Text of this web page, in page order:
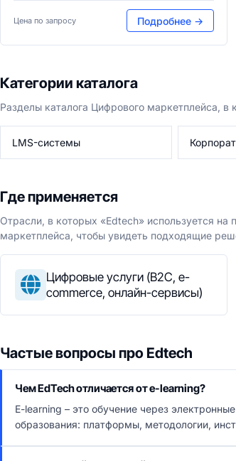
Цена по запросу Подробнее →
Категории каталога
Разделы каталога Цифрового маркетплейса,
LMS-системы
Где применяется
Отрасли, в которых «Edtech» используется
маркетплейса, чтобы увидеть подходящие
Цифровые услуги (B2C, e-
commerce, онлайн-сервисы)
Частые вопросы про Edtech
Чем EdTech отличается от e-learning?
E-learning – это обучение через
образования: платформы, методологии,